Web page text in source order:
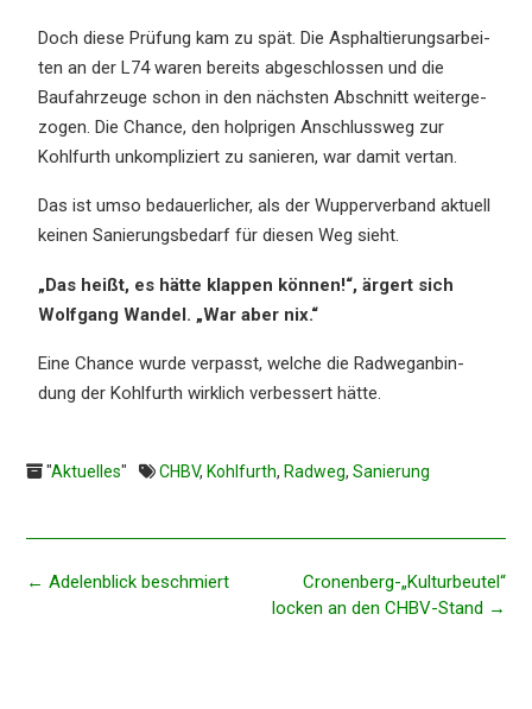
Doch diese Prüfung kam zu spät. Die Asphal­tie­rungs­ar­bei­
ten an der L74 waren bereits abgeschlos­sen und die
Baufahr­zeu­ge schon in den nächs­ten Abschnitt weiter­ge­
zo­gen. Die Chance, den holpri­gen Anschluss­weg zur
Kohlfurth unkom­pli­ziert zu sanie­ren, war damit vertan.
Das ist umso bedau­er­li­cher, als der Wupper­ver­band aktuell
keinen Sanie­rungs­be­darf für diesen Weg sieht.
„Das heißt, es hätte klappen können!“, ärgert sich
Wolfgang Wandel. „War aber nix.“
Eine Chance wurde verpasst, welche die Radweg­an­bin­
dung der Kohlfurth wirklich verbes­sert hätte.
"Aktuelles" CHBV, Kohlfurth, Radweg, Sanierung
Cronenberg-„Kulturbeutel“
locken an den CHBV-Stand →
← Adelen­blick beschmiert